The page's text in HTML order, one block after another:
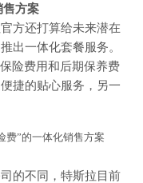
售方案
方还打算给未来潜在
出一体化套餐服务。
险费用和后期保养费
捷的贴心服务，另一
费”的一体化销售方案
的不同，特斯拉目前